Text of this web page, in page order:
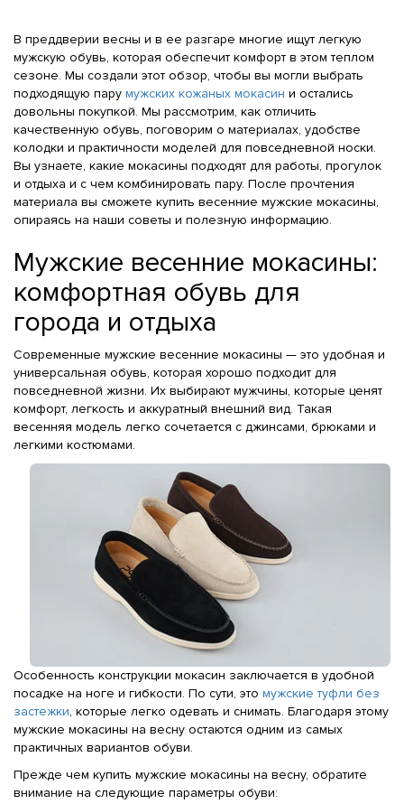
В преддверии весны и в ее разгаре многие ищут легкую
мужскую обувь, которая обеспечит комфорт в этом теплом
сезоне. Мы создали этот обзор, чтобы вы могли выбрать
подходящую пару мужских кожаных мокасин и остались
довольны покупкой. Мы рассмотрим, как отличить
качественную обувь, поговорим о материалах, удобстве
колодки и практичности моделей для повседневной носки.
Вы узнаете, какие мокасины подходят для работы, прогулок
и отдыха и с чем комбинировать пару. После прочтения
материала вы сможете купить весенние мужские мокасины,
опираясь на наши советы и полезную информацию.
Мужские весенние мокасины:
комфортная обувь для
города и отдыха
Современные мужские весенние мокасины — это удобная и
универсальная обувь, которая хорошо подходит для
повседневной жизни. Их выбирают мужчины, которые ценят
комфорт, легкость и аккуратный внешний вид. Такая
весенняя модель легко сочетается с джинсами, брюками и
легкими костюмами.
Особенность конструкции мокасин заключается в удобной
посадке на ноге и гибкости. По сути, это мужские туфли без
застежки, которые легко одевать и снимать. Благодаря этому
мужские мокасины на весну остаются одним из самых
практичных вариантов обуви.
Прежде чем купить мужские мокасины на весну, обратите
внимание на следующие параметры обуви: